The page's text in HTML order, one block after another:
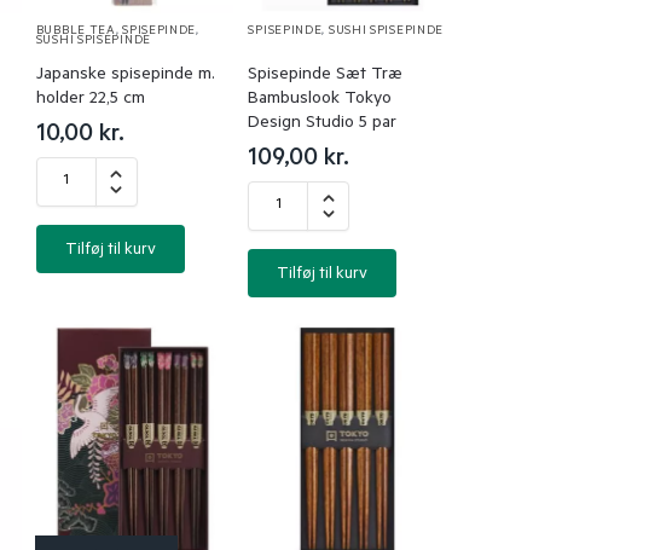
BUBBLE TEA,SPISEPINDE,
SUSHI SPISEPINDE
Japanske spisepinde m.
holder 22,5 cm
10,00 kr.
Tilføj til kurv
SPISEPINDE, SUSHI SPISEPINDE
Spisepinde Sæt Træ
Bambuslook Tokyo
Design Studio 5 par
109,00 kr.
Tilføj til kurv